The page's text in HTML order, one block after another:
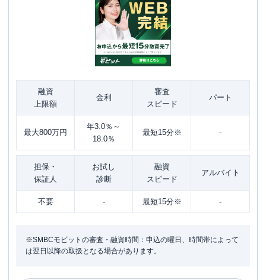
融資
上限額
金利
審査
スピード
パート
最大800万円
年3.0％～
18.0％
最短15分※ -
担保・
保証人
お試し
診断
融資
スピード
アルバイト
不要 - 最短15分※ -
※SMBCモビットの審査・融資時間：申込の曜日、時間帯によって
は翌日以降の取扱となる場合があります。